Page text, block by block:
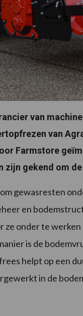
van
van
Farmstore
zijn gekend om
gewasresten
en
onder te
is de
helpt op een
in de